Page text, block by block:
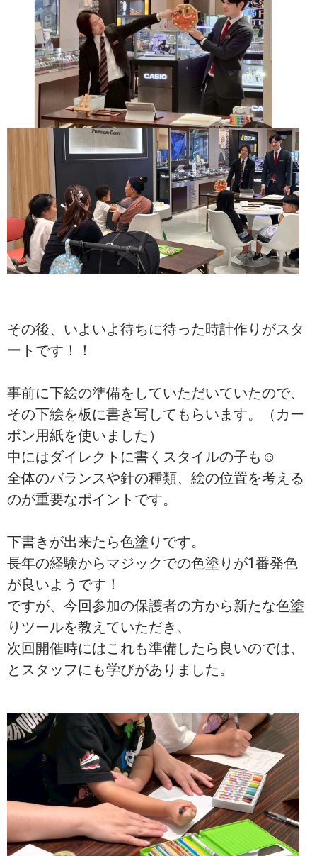
その後、いよいよ待ちに待った時計作りがスタ
ートです！！
事前に下絵の準備をしていただいていたので、
その下絵を板に書き写してもらいます。（カー
ボン用紙を使いました）
中にはダイレクトに書くスタイルの子も☺︎
全体のバランスや針の種類、絵の位置を考える
のが重要なポイントです。
下書きが出来たら色塗りです。
長年の経験からマジックでの色塗りが1番発色
が良いようです！
ですが、今回参加の保護者の方から新たな色塗
りツールを教えていただき、
次回開催時にはこれも準備したら良いのでは、
とスタッフにも学びがありました。